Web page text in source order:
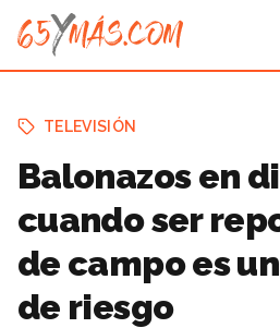
TELEVISIÓN
Balonazos en
cuando ser
de campo es
de riesgo